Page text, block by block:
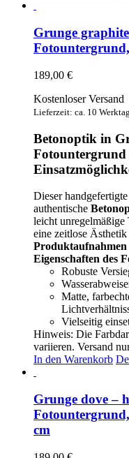
Grunge
189,00 €
Kostenloser Versand
Lieferzeit: ca. 10
Betonoptik in
Fotountergrund
Dieser
authentische
leicht
eine zeitlose
Produktaufnahmen
Eigenschaften des
Robuste
Matte,
Vielseitig
Hinweis: Die
variieren. Versand
In den Warenkorb
Grunge dove –
cm